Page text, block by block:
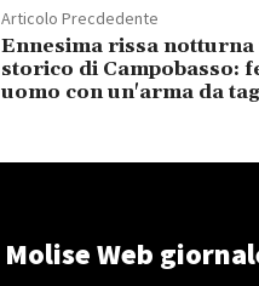
Articolo Precdedente
Ennesima rissa
storico di Campobasso:
uomo con un'arma da
Molise Web